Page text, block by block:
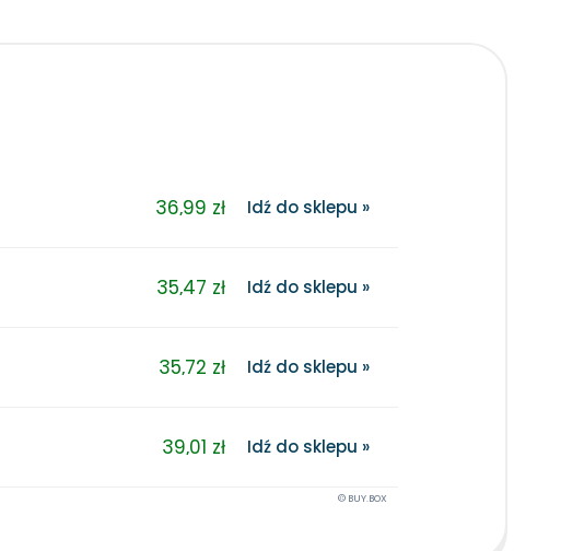
36,99 zł Idź do sklepu »
35,47 zł Idź do sklepu »
35,72 zł Idź do sklepu »
39,01 zł Idź do sklepu »
© BUY.BOX